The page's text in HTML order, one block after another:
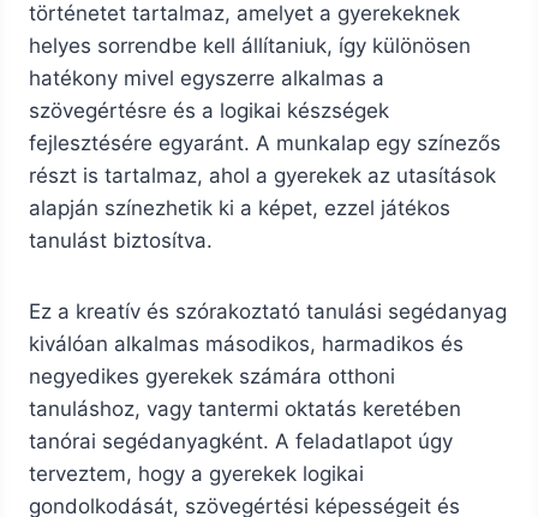
történetet tartalmaz, amelyet a gyerekeknek
helyes sorrendbe kell állítaniuk, így különösen
hatékony mivel egyszerre alkalmas a
szövegértésre és a logikai készségek
fejlesztésére egyaránt. A munkalap egy színezős
részt is tartalmaz, ahol a gyerekek az utasítások
alapján színezhetik ki a képet, ezzel játékos
tanulást biztosítva.
Ez a kreatív és szórakoztató tanulási segédanyag
kiválóan alkalmas másodikos, harmadikos és
negyedikes gyerekek számára otthoni
tanuláshoz, vagy tantermi oktatás keretében
tanórai segédanyagként. A feladatlapot úgy
terveztem, hogy a gyerekek logikai
gondolkodását, szövegértési képességeit és